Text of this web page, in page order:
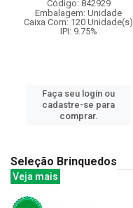
Código: 842929
Embalagem: Unidade
Caixa Com: 120 Unidade(s)
IPI: 9.75%
Faça seu login ou
cadastre-se para
comprar.
Seleção Brinquedos
Veja mais